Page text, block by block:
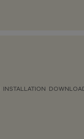
INSTALLATION